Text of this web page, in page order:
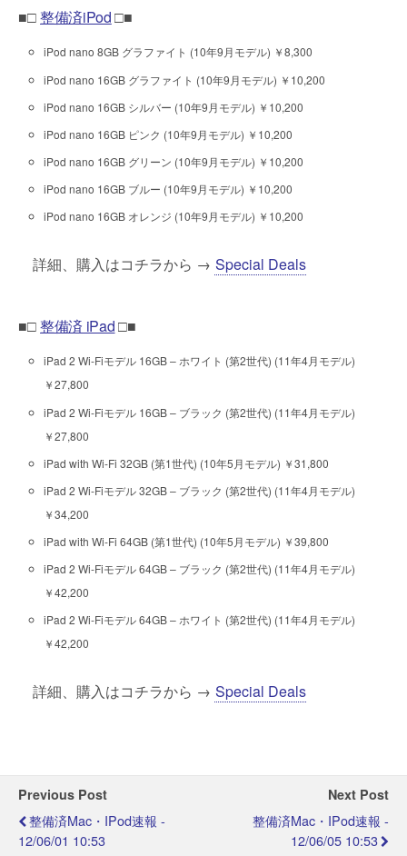
■□整備済iPod□■
iPod nano 8GB グラファイト (10年9月モデル) ￥8,300
iPod nano 16GB グラファイト (10年9月モデル) ￥10,200
iPod nano 16GB シルバー (10年9月モデル) ￥10,200
iPod nano 16GB ピンク (10年9月モデル) ￥10,200
iPod nano 16GB グリーン (10年9月モデル) ￥10,200
iPod nano 16GB ブルー (10年9月モデル) ￥10,200
iPod nano 16GB オレンジ (10年9月モデル) ￥10,200
詳細、購入はコチラから → Special Deals
■□整備済 iPad□■
iPad 2 Wi-Fiモデル 16GB – ホワイト (第2世代) (11年4月モデル)
￥27,800
iPad 2 Wi-Fiモデル 16GB – ブラック (第2世代) (11年4月モデル)
￥27,800
iPad with Wi-Fi 32GB (第1世代) (10年5月モデル) ￥31,800
iPad 2 Wi-Fiモデル 32GB – ブラック (第2世代) (11年4月モデル)
￥34,200
iPad with Wi-Fi 64GB (第1世代) (10年5月モデル) ￥39,800
iPad 2 Wi-Fiモデル 64GB – ブラック (第2世代) (11年4月モデル)
￥42,200
iPad 2 Wi-Fiモデル 64GB – ホワイト (第2世代) (11年4月モデル)
￥42,200
詳細、購入はコチラから → Special Deals
Previous Post
整備済Mac・iPod速報 -
12/06/01 10:53
Next Post
整備済Mac・iPod速報 -
12/06/05 10:53